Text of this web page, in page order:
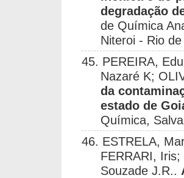
degradação
de Química
Niteroi - Rio
45. PEREIRA,
Nazaré K;
da
estado de
Química,
46. ESTRELA,
FERRARI,
Souzade J.R..